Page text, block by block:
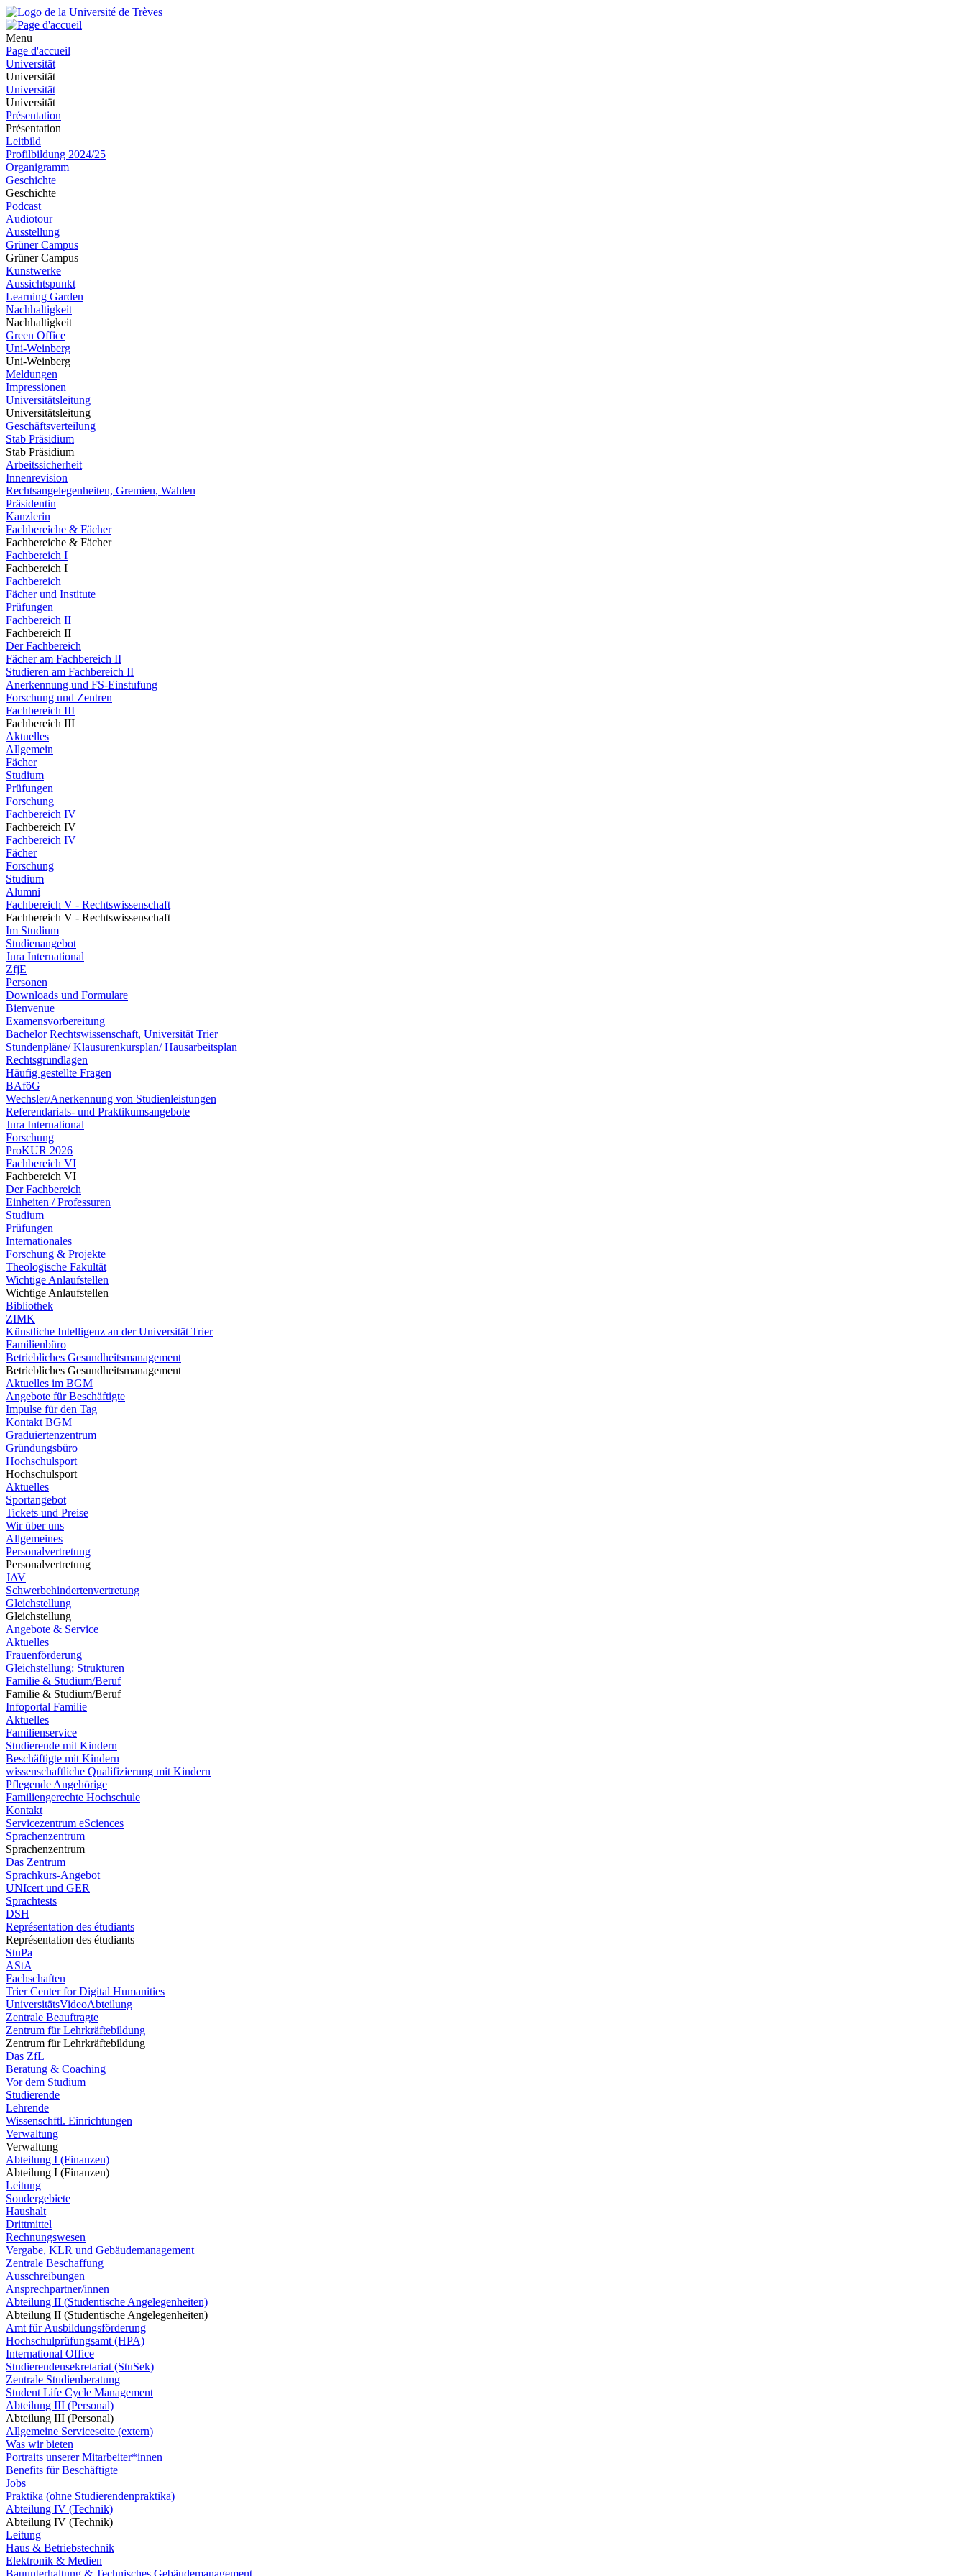
Menu
Page d'accueil
Universität
Universität
Universität
Universität
Présentation
Présentation
Leitbild
Profilbildung 2024/25
Organigramm
Geschichte
Geschichte
Podcast
Audiotour
Ausstellung
Grüner Campus
Grüner Campus
Kunstwerke
Aussichtspunkt
Learning Garden
Nachhaltigkeit
Nachhaltigkeit
Green Office
Uni-Weinberg
Uni-Weinberg
Meldungen
Impressionen
Universitätsleitung
Universitätsleitung
Geschäftsverteilung
Stab Präsidium
Stab Präsidium
Arbeitssicherheit
Innenrevision
Rechtsangelegenheiten, Gremien, Wahlen
Präsidentin
Kanzlerin
Fachbereiche & Fächer
Fachbereiche & Fächer
Fachbereich I
Fachbereich I
Fachbereich
Fächer und Institute
Prüfungen
Fachbereich II
Fachbereich II
Der Fachbereich
Fächer am Fachbereich II
Studieren am Fachbereich II
Anerkennung und FS-Einstufung
Forschung und Zentren
Fachbereich III
Fachbereich III
Aktuelles
Allgemein
Fächer
Studium
Prüfungen
Forschung
Fachbereich IV
Fachbereich IV
Fachbereich IV
Fächer
Forschung
Studium
Alumni
Fachbereich V - Rechtswissenschaft
Fachbereich V - Rechtswissenschaft
Im Studium
Studienangebot
Jura International
ZfjE
Personen
Downloads und Formulare
Bienvenue
Examensvorbereitung
Bachelor Rechtswissenschaft, Universität Trier
Stundenpläne/ Klausurenkursplan/ Hausarbeitsplan
Rechtsgrundlagen
Häufig gestellte Fragen
BAföG
Wechsler/Anerkennung von Studienleistungen
Referendariats- und Praktikumsangebote
Jura International
Forschung
ProKUR 2026
Fachbereich VI
Fachbereich VI
Der Fachbereich
Einheiten / Professuren
Studium
Prüfungen
Internationales
Forschung & Projekte
Theologische Fakultät
Wichtige Anlaufstellen
Wichtige Anlaufstellen
Bibliothek
ZIMK
Künstliche Intelligenz an der Universität Trier
Familienbüro
Betriebliches Gesundheitsmanagement
Betriebliches Gesundheitsmanagement
Aktuelles im BGM
Angebote für Beschäftigte
Impulse für den Tag
Kontakt BGM
Graduiertenzentrum
Gründungsbüro
Hochschulsport
Hochschulsport
Aktuelles
Sportangebot
Tickets und Preise
Wir über uns
Allgemeines
Personalvertretung
Personalvertretung
JAV
Schwerbehindertenvertretung
Gleichstellung
Gleichstellung
Angebote & Service
Aktuelles
Frauenförderung
Gleichstellung: Strukturen
Familie & Studium/Beruf
Familie & Studium/Beruf
Infoportal Familie
Aktuelles
Familienservice
Studierende mit Kindern
Beschäftigte mit Kindern
wissenschaftliche Qualifizierung mit Kindern
Pflegende Angehörige
Familiengerechte Hochschule
Kontakt
Servicezentrum eSciences
Sprachenzentrum
Sprachenzentrum
Das Zentrum
Sprachkurs-Angebot
UNIcert und GER
Sprachtests
DSH
Représentation des étudiants
Représentation des étudiants
StuPa
AStA
Fachschaften
Trier Center for Digital Humanities
UniversitätsVideoAbteilung
Zentrale Beauftragte
Zentrum für Lehrkräftebildung
Zentrum für Lehrkräftebildung
Das ZfL
Beratung & Coaching
Vor dem Studium
Studierende
Lehrende
Wissenschftl. Einrichtungen
Verwaltung
Verwaltung
Abteilung I (Finanzen)
Abteilung I (Finanzen)
Leitung
Sondergebiete
Haushalt
Drittmittel
Rechnungswesen
Vergabe, KLR und Gebäudemanagement
Zentrale Beschaffung
Ausschreibungen
Ansprechpartner/innen
Abteilung II (Studentische Angelegenheiten)
Abteilung II (Studentische Angelegenheiten)
Amt für Ausbildungsförderung
Hochschulprüfungsamt (HPA)
International Office
Studierendensekretariat (StuSek)
Zentrale Studienberatung
Student Life Cycle Management
Abteilung III (Personal)
Abteilung III (Personal)
Allgemeine Serviceseite (extern)
Was wir bieten
Portraits unserer Mitarbeiter*innen
Benefits für Beschäftigte
Jobs
Praktika (ohne Studierendenpraktika)
Abteilung IV (Technik)
Abteilung IV (Technik)
Leitung
Haus & Betriebstechnik
Elektronik & Medien
Bauunterhaltung & Technisches Gebäudemanagement